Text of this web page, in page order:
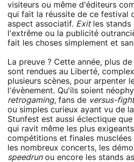
visiteurs ou même d'éditeurs
qui fait la réussite de ce festival
aspect associatif. Exitles stands
l'extrême ou la publicité
fait les choses simplement et
La preuve ? Cette année, plus
sont rendues au Liberté,
plusieurs scènes, pour arpenter
l'évènement. Qu'ils soient
retrogaming, fans de versus-
ou simples curieux ayant vu de
Stunfest est aussi éclectique
qui ravit même les plus
compétitions et finales musclées
les nombreux concerts, les
speedrunou encore les stands